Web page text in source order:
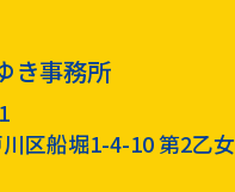
き事務所
区船堀1-4-10 第2乙